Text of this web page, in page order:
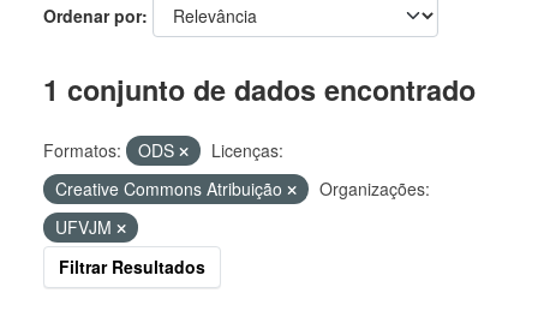
Ordenar por
1 conjunto de dados encontrado
Formatos: ODS
Licenças:
Creative Commons Atribuição
Organizações:
UFVJM
Filtrar Resultados